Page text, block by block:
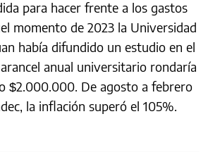
para hacer frente a los gastos
momento de 2023 la Universidad
había difundido un estudio en el
anual universitario rondaría
$2.000.000. De agosto a febrero
la inflación superó el 105%.